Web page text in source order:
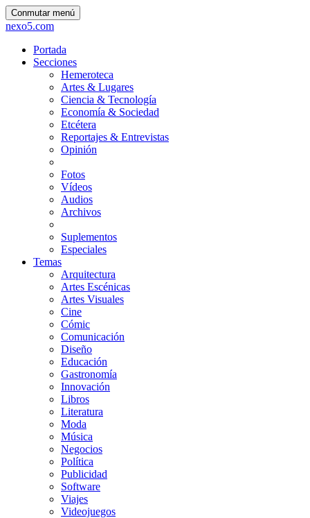
Conmutar menú
nexo5.com
Portada
Secciones
Hemeroteca
Artes & Lugares
Ciencia & Tecnología
Economía & Sociedad
Etcétera
Reportajes & Entrevistas
Opinión
Fotos
Vídeos
Audios
Archivos
Suplementos
Especiales
Temas
Arquitectura
Artes Escénicas
Artes Visuales
Cine
Cómic
Comunicación
Diseño
Educación
Gastronomía
Innovación
Libros
Literatura
Moda
Música
Negocios
Política
Publicidad
Software
Viajes
Videojuegos